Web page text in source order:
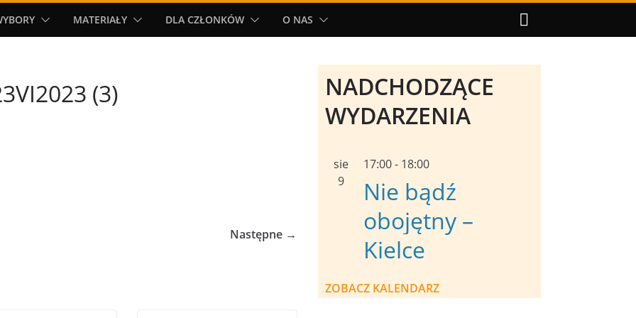
MATERIAŁY DLA CZŁONKÓW O NAS
(3)
Następne →
NADCHODZĄCE
WYDARZENIA
sie
9
17:00- 18:00
Nie bądź
obojętny –
Kielce
ZOBACZ KALENDARZ